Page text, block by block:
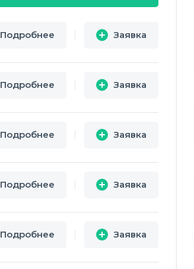
Подробнее i Заявка
Подробнее i Заявка
Подробнее i Заявка
Подробнее i Заявка
Подробнее i Заявка